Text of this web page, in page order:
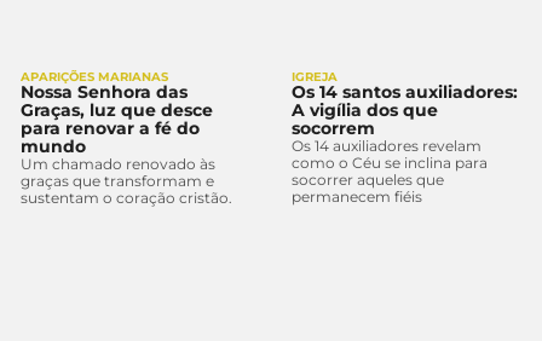
APARIÇÕES MARIANAS
Nossa Senhora das
Graças, luz que desce
para renovar a fé do
mundo
Um chamado renovado às
graças que transformam e
sustentam o coração cristão.
IGREJA
Os 14 santos auxiliadores:
A vigília dos que
socorrem
Os 14 auxiliadores revelam
como o Céu se inclina para
socorrer aqueles que
permanecem fiéis